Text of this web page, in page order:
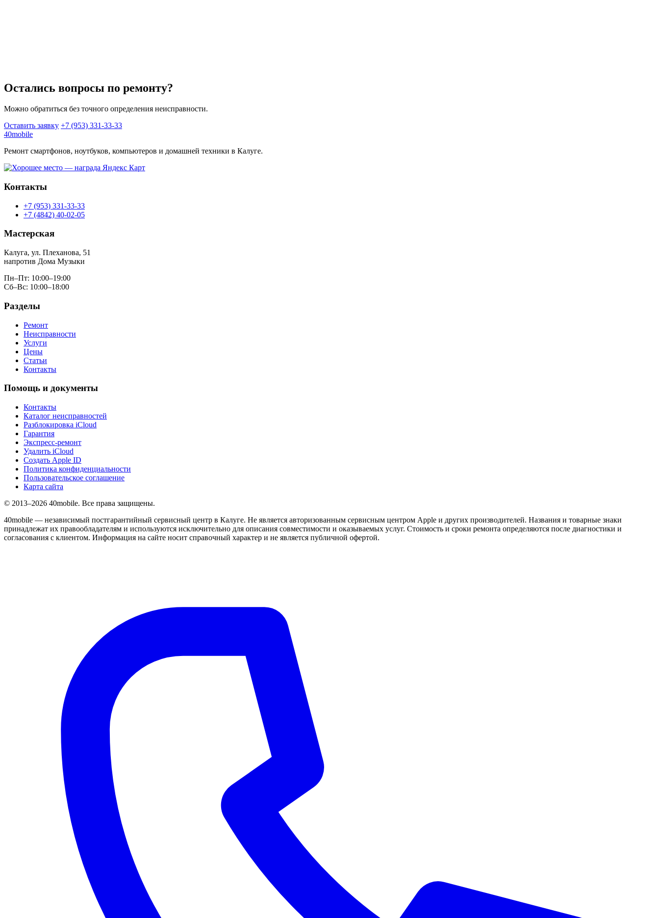
Остались вопросы по ремонту?
Можно обратиться без точного определения неисправности.
Оставить заявку +7 (953) 331-33-33
40mobile
Ремонт смартфонов, ноутбуков, компьютеров и домашней техники в Калуге.
Контакты
+7 (953) 331-33-33
+7 (4842) 40-02-05
Мастерская
Калуга, ул. Плеханова, 51
напротив Дома Музыки
Пн–Пт: 10:00–19:00
Сб–Вс: 10:00–18:00
Разделы
Ремонт
Неисправности
Услуги
Цены
Статьи
Контакты
Помощь и документы
Контакты
Каталог неисправностей
Разблокировка iCloud
Гарантия
Экспресс-ремонт
Удалить iCloud
Создать Apple ID
Политика конфиденциальности
Пользовательское соглашение
Карта сайта
© 2013–2026 40mobile. Все права защищены.
40mobile — независимый постгарантийный сервисный центр в Калуге. Не является авторизованным сервисным центром Apple и других производителей. Названия и товарные знаки
принадлежат их правообладателям и используются исключительно для описания совместимости и оказываемых услуг. Стоимость и сроки ремонта определяются после диагностики и
согласования с клиентом. Информация на сайте носит справочный характер и не является публичной офертой.